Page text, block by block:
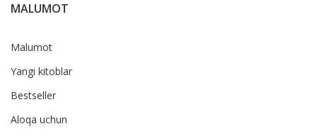
MALUMOT
Malumot
Yangi kitoblar
Bestseller
Aloqa uchun